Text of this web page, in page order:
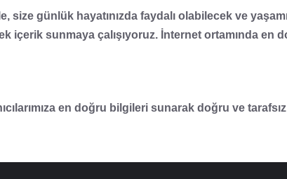
size günlük hayatınızda faydalı olabilecek ve
içerik sunmaya çalışıyoruz. İnternet ortamında en
en doğru bilgileri sunarak doğru ve